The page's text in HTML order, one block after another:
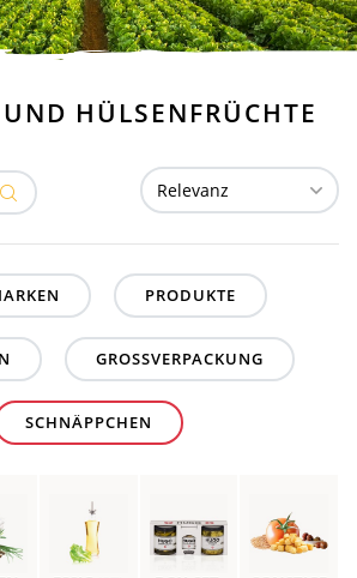
HÜLSENFRÜCHTE
PRODUKTE
GROSSVERPACKUNG
SCHNÄPPCHEN